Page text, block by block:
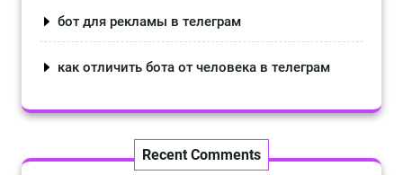
бот для рекламы в телеграм
как отличить бота от человека в телеграм
Recent Comments